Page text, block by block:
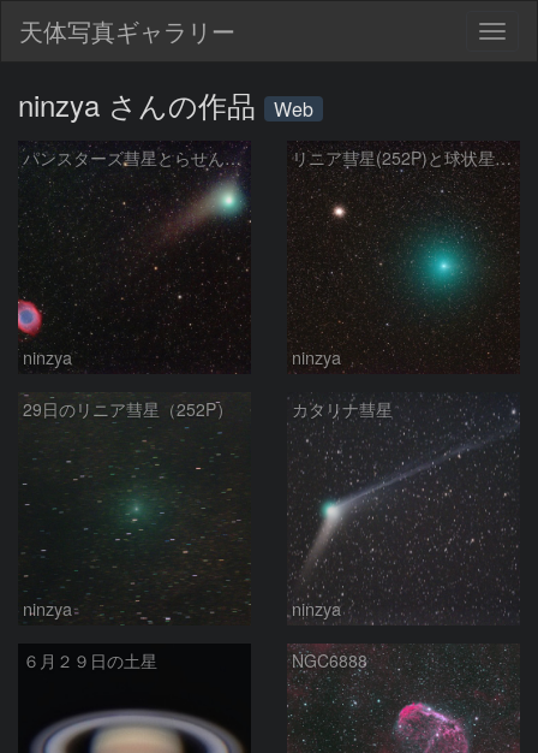
天体写真ギャラリー
ninzya さんの作品 Web
パンスターズ彗星とらせん状星雲
ninzya
リニア彗星(252P)と球状星団(M14)
ninzya
29日のリニア彗星（252P）
ninzya
カタリナ彗星
ninzya
６月２９日の土星 NGC6888